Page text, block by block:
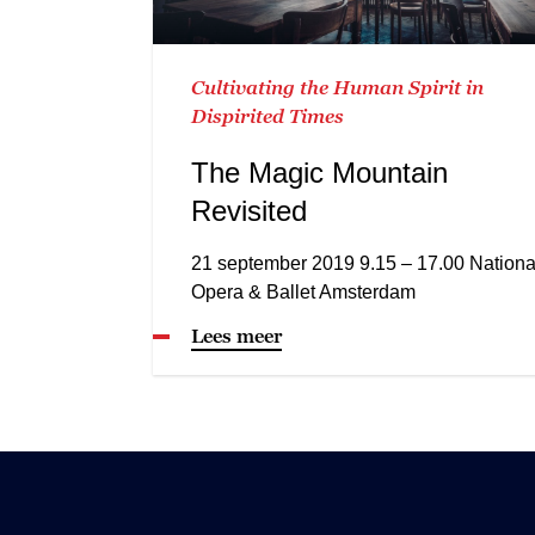
Cultivating the Human Spirit in
Dispirited Times
The Magic Mountain
Revisited
21 september 2019 9.15 – 17.00
Opera & Ballet Amsterdam
Lees meer